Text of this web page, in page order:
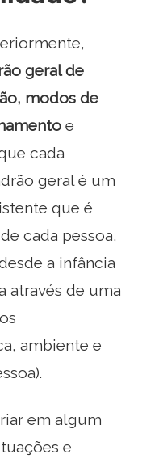
geral de
modos de
e
cada
geral é um
que é
cada pessoa,
a infância
através de uma
ambiente e
em algum
e